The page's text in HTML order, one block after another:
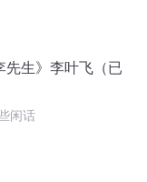
先生》李叶飞（已
闲话